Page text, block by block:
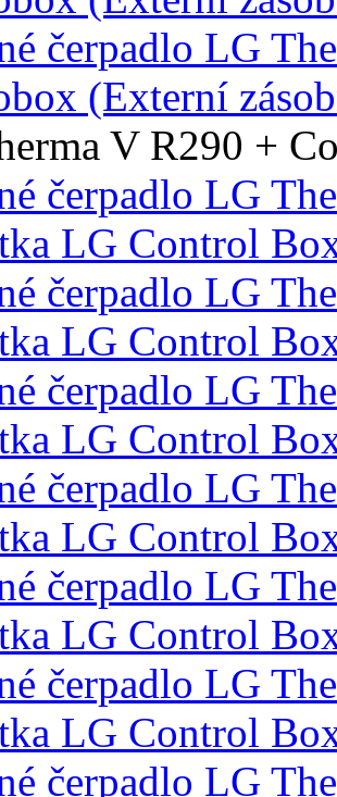
čerpadlo LG
(Externí
V R290 +
čerpadlo LG
LG Control
čerpadlo LG
LG Control
čerpadlo LG
LG Control
čerpadlo LG
LG Control
čerpadlo LG
LG Control
čerpadlo LG
LG Control
čerpadlo LG